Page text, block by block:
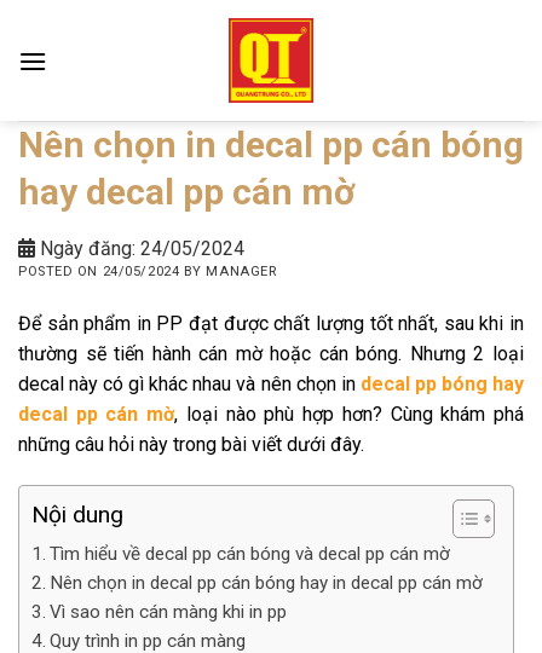
content
Nên chọn in decal pp cán bóng
hay decal pp cán mờ
Ngày đăng: 24/05/2024
POSTED ON 24/05/2024 BY MANAGER
Để sản phẩm in PP đạt được chất lượng tốt nhất, sau khi in
thường sẽ tiến hành cán mờ hoặc cán bóng. Nhưng 2 loại
decal này có gì khác nhau và nên chọn in decal pp bóng hay
decal pp cán mờ, loại nào phù hợp hơn? Cùng khám phá
những câu hỏi này trong bài viết dưới đây.
Nội dung
Tìm hiểu về decal pp cán bóng và decal pp cán mờ
Nên chọn in decal pp cán bóng hay in decal pp cán mờ
Vì sao nên cán màng khi in pp
Quy trình in pp cán màng